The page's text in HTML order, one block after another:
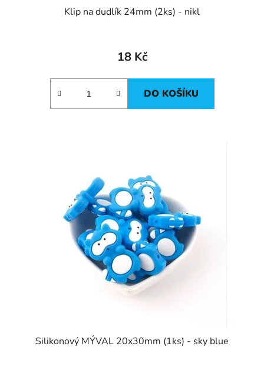
Klip na dudlík 24mm (2ks) - nikl
18 Kč
DO KOŠÍKU
Silikonový MÝVAL 20x30mm (1ks) - sky blue